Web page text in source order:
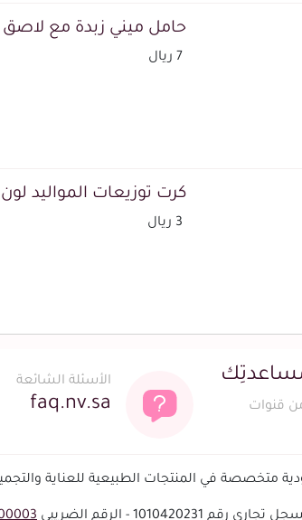
حامل ميني زبدة مع لاصق (5
7 ريال
كرت توزيعات المواليد
3 ريال
قنوات
الأسئلة الشائعة
faq.nv.sa
متخصصة في المنتجات الطبيعية للعناية
- الرقم الضريبي